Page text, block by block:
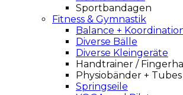
Sportbandagen
Fitness & Gymnastik
Balance +
Diverse Bälle
Diverse Kleingeräte
Handtrainer /
Physiobänder + Tubes
Springseile